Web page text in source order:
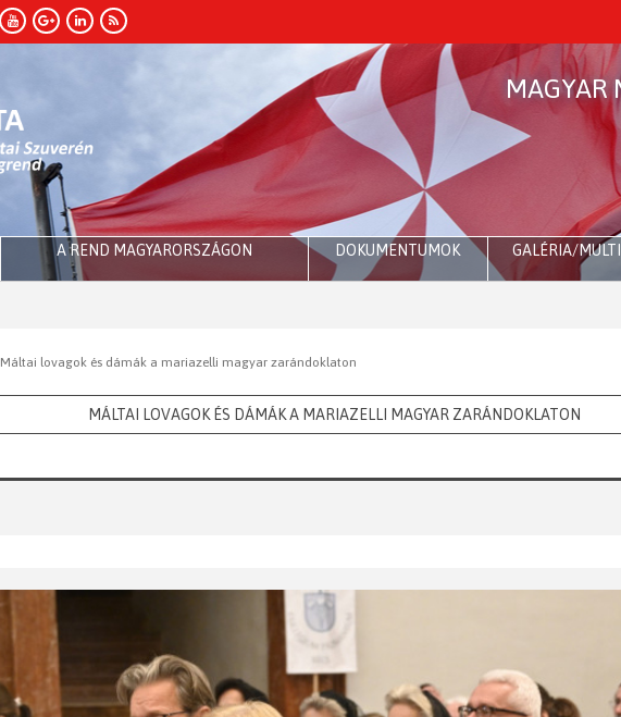
MAGYAR
A REND MAGYARORSZÁGON DOKUMENTUMOK GALÉRIA/
Máltai lovagok és dámák a mariazelli magyar zarándoklaton
MÁLTAI LOVAGOK ÉS DÁMÁK A MARIAZELLI MAGYAR ZARÁNDOKLATON